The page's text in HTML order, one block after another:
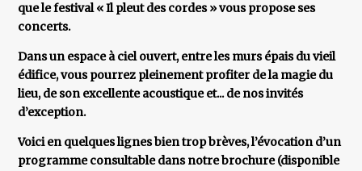
que le festival « Il pleut des cordes » vous propose ses
concerts.
Dans un espace à ciel ouvert, entre les murs épais du vieil
édifice, vous pourrez pleinement profiter de la magie du
lieu, de son excellente acoustique et... de nos invités
d’exception.
Voici en quelques lignes bien trop brèves, l’évocation d’un
programme consultable dans notre brochure (disponible